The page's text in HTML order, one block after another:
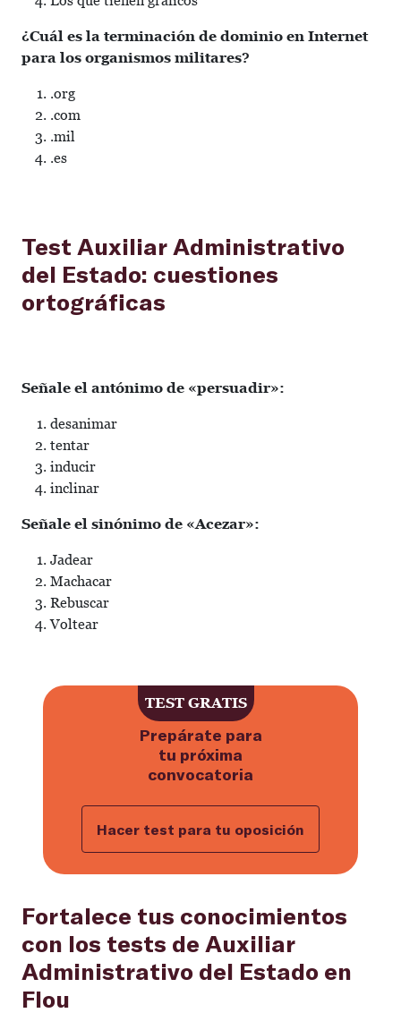
¿Cuál es la terminación de dominio en Internet
para los organismos militares?
.org
.com
.mil
.es
Test Auxiliar Administrativo
del Estado: cuestiones
ortográficas
Señale el antónimo de «persuadir»:
desanimar
tentar
inducir
inclinar
Señale el sinónimo de «Acezar»:
Jadear
Machacar
Rebuscar
Voltear
Haz ahora el test gratuito para
Prepárate para
tu próxima
convocatoria
Hacer test para tu oposición
TEST GRATIS
Fortalece tus conocimientos
con los tests de Auxiliar
Administrativo del Estado en
Flou